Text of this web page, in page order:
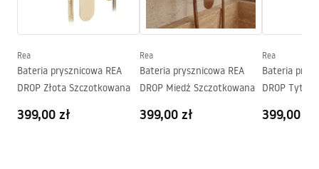
Nano Flex
120 miesięcy na szczelność
miesiące pozostałe elementy
Rea
Bateria prysznicowa REA
DROP Złota Szczotkowana
399,00 zł
Rea
Bateria prysznicowa REA
DROP Miedź Szczotkowana
399,00 zł
Rea
Bateria
DROP Tytan
399,00 zł